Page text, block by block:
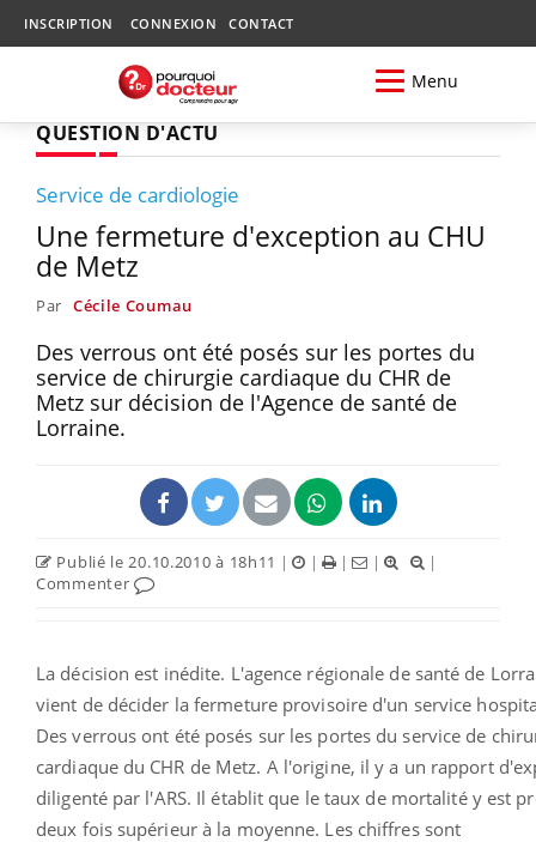
INSCRIPTION CONNEXION CONTACT
Menu
QUESTION D'ACTU
Service de cardiologie
Une fermeture d'exception au CHU
de Metz
Par Cécile Coumau
Des verrous ont été posés sur les portes du
service de chirurgie cardiaque du CHR de
Metz sur décision de l'Agence de santé de
Lorraine.
Publié le 20.10.2010 à 18h11 | | | |
|
Commenter
La décision est inédite. L'agence régionale de santé de
vient de décider la fermeture provisoire d'un service
Des verrous ont été posés sur les portes du service de
cardiaque du CHR de Metz. A l'origine, il y a un rapport
diligenté par l'ARS. Il établit que le taux de mortalité y est
deux fois supérieur à la moyenne. Les chiffres sont